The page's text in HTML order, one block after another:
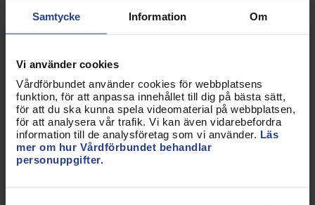
Samtycke Information Om
Vi använder cookies
Vårdförbundet använder cookies för webbplatsens
funktion, för att anpassa innehållet till dig på bästa sätt,
för att du ska kunna spela videomaterial på webbplatsen,
för att analysera vår trafik. Vi kan även vidarebefordra
information till de analysföretag som vi använder. Läs
mer om hur Vårdförbundet behandlar
personuppgifter.
Som förtroendevald får du ofta viktig information
både från din arbetsgivare och från Vårdförbundet.
arbetsplatsen och ta vara på möjligheten att
påverka din arbetsplats. Vill arbetsgivaren ha
synpunkter på förslag till förändringar? Ta vara på
tillfället, samla medlemmar och tyck till.
Stötta kollegorna att göra sin röst
hörd